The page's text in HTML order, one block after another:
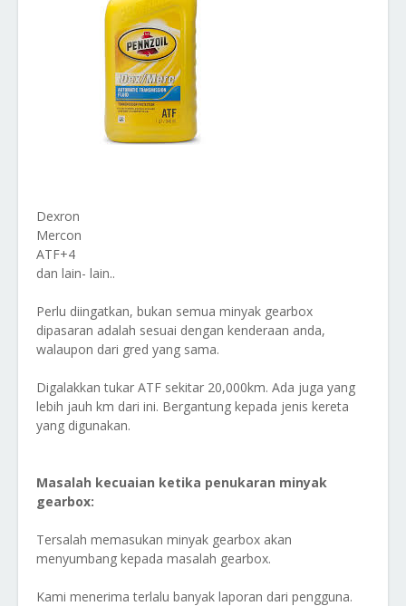
Dexron
Mercon
ATF+4
dan lain- lain..
Perlu diingatkan, bukan semua minyak gearbox
dipasaran adalah sesuai dengan kenderaan anda,
walaupon dari gred yang sama.
Digalakkan tukar ATF sekitar 20,000km. Ada juga yang
lebih jauh km dari ini. Bergantung kepada jenis kereta
yang digunakan.
Masalah kecuaian ketika penukaran minyak
gearbox:
Tersalah memasukan minyak gearbox akan
menyumbang kepada masalah gearbox.
Kami menerima terlalu banyak laporan dari pengguna.